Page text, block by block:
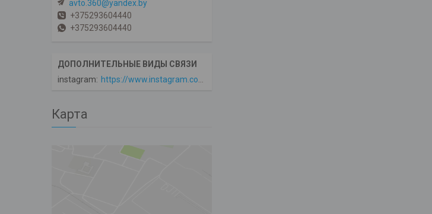
avto.360@yandex.by
+375293604440
+375293604440
instagram https://www.instagram.com/avto360
Карта